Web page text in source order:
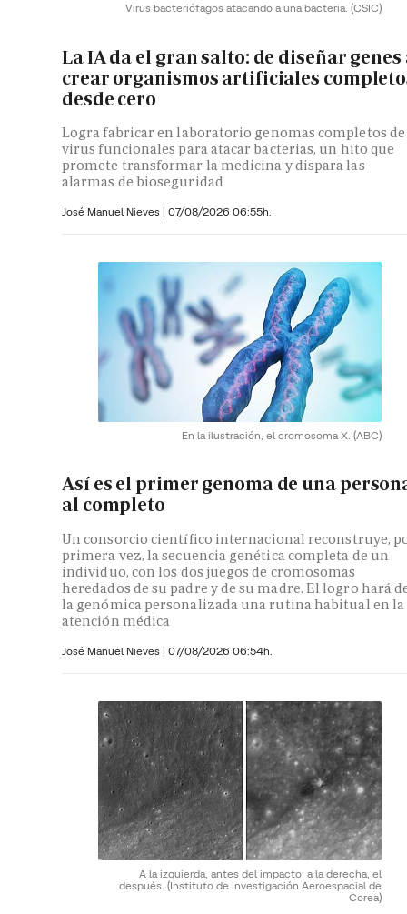
Virus bacteriófagos atacando a una bacteria. (CSIC)
La IA da el gran salto: de diseñar genes
crear organismos artificiales
desde cero
Logra fabricar en laboratorio genomas completos de
virus funcionales para atacar bacterias, un hito que
promete transformar la medicina y dispara las
alarmas de bioseguridad
José Manuel Nieves | 07/08/2026 06:55h.
En la ilustración, el cromosoma X. (ABC)
Así es el primer genoma de una
al completo
Un consorcio científico internacional reconstruye,
primera vez, la secuencia genética completa de un
individuo, con los dos juegos de cromosomas
heredados de su padre y de su madre. El logro hará
la genómica personalizada una rutina habitual en la
atención médica
José Manuel Nieves | 07/08/2026 06:54h.
A la izquierda, antes del impacto; a la derecha, el
después. (Instituto de Investigación Aeroespacial de
Corea)